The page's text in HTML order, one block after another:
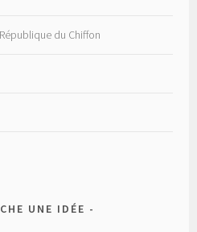
du Chiffon
UNE IDÉE